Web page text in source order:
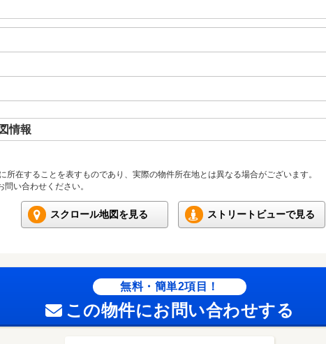
情報
在することを表すものであり、実際の物件所在地とは異なる場合がございます。
い合わせください。
スクロール地図を見る ストリートビューで見る
無料・簡単2項目！
この物件にお問い合わせする